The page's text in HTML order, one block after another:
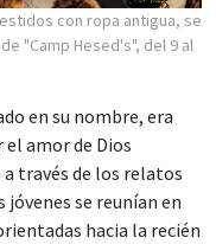
con ropa antigua, se
"Camp Hesed's", del 9 al
en su nombre, era
el amor de Dios
través de los relatos
se reunían en
hacia la recién